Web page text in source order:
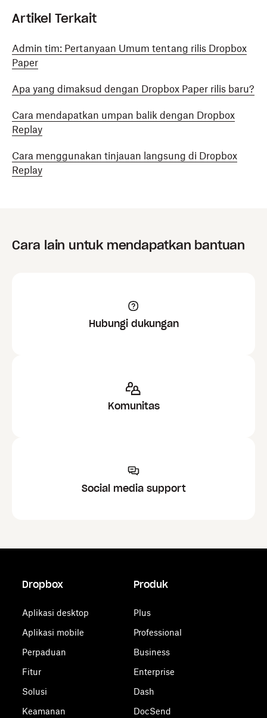
Artikel Terkait
Admin tim: Pertanyaan Umum tentang rilis Dropbox
Paper
Apa yang dimaksud dengan Dropbox Paper rilis baru?
Cara mendapatkan umpan balik dengan Dropbox
Replay
Cara menggunakan tinjauan langsung di Dropbox
Replay
Cara lain untuk mendapatkan bantuan
Hubungi dukungan
Komunitas
Social media support
Dropbox
Aplikasi desktop
Aplikasi mobile
Perpaduan
Fitur
Solusi
Keamanan
Produk
Plus
Professional
Business
Enterprise
Dash
DocSend